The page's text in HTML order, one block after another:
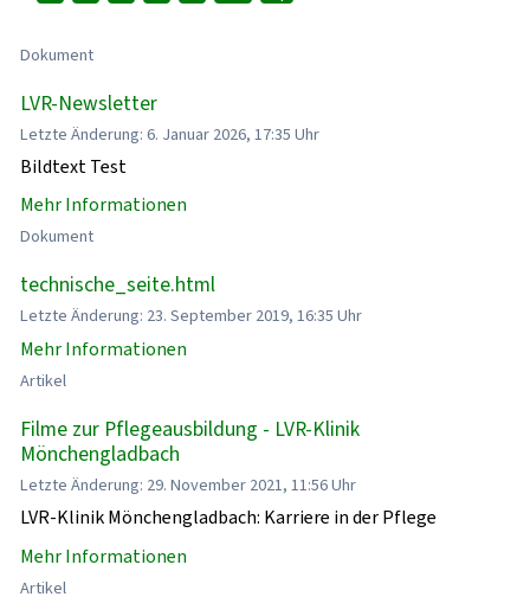
Dokument
LVR-Newsletter
Letzte Änderung: 6. Januar 2026, 17:35 Uhr
Bildtext Test
Mehr Informationen
Dokument
technische_seite.html
Letzte Änderung: 23. September 2019, 16:35 Uhr
Mehr Informationen
Artikel
Filme zur Pflegeausbildung - LVR-Klinik
Mönchengladbach
Letzte Änderung: 29. November 2021, 11:56 Uhr
LVR-Klinik Mönchengladbach: Karriere in der Pflege
Mehr Informationen
Artikel